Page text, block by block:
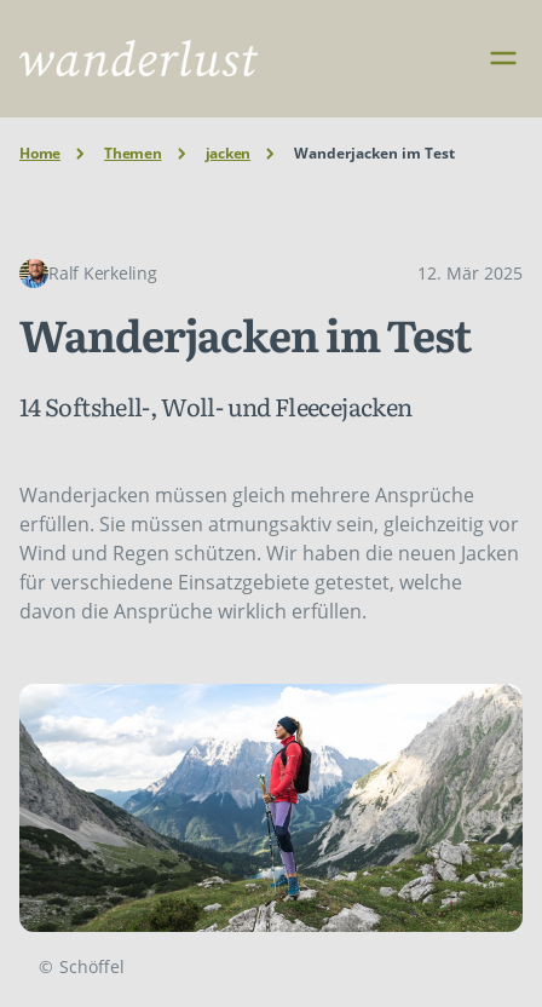
Home Themen jacken Wanderjacken im Test
Ralf Kerkeling 12. Mär 2025
Wanderjacken im Test
14 Softshell-, Woll- und Fleecejacken
Wanderjacken müssen gleich mehrere Ansprüche
erfüllen. Sie müssen atmungsaktiv sein, gleichzeitig vor
Wind und Regen schützen. Wir haben die neuen Jacken
für verschiedene Einsatzgebiete getestet, welche
davon die Ansprüche wirklich erfüllen.
© Schöffel